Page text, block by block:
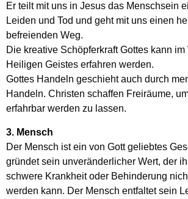
Er teilt mit uns in Jesus das Menschsein
Leiden und Tod und geht mit uns einen
befreienden Weg.
Die kreative Schöpferkraft Gottes kann
Heiligen Geistes erfahren werden.
Gottes Handeln geschieht auch durch
Handeln. Christen schaffen Freiräume,
erfahrbar werden zu lassen.
3. Mensch
Der Mensch ist ein von Gott geliebtes
gründet sein unveränderlicher Wert, der
schwere Krankheit oder Behinderung
werden kann. Der Mensch entfaltet sein